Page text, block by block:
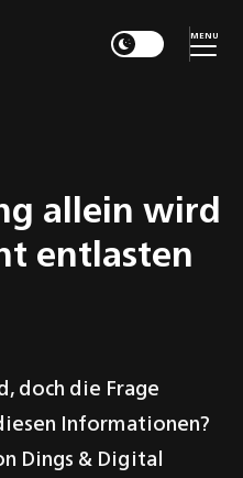
MENU
allein wird
entlasten
doch die Frage
Informationen?
Dings & Digital